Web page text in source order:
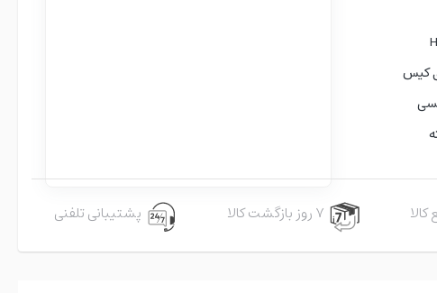
کیس
۷ روز بازگشت کالا پشتیبانی تلفنی